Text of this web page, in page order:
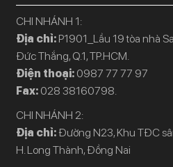
CHI NHÁNH 1:
Địa chỉ: P1901_Lầu 19 tòa nhà
Đức Thắng, Q.1, TP.HCM.
Điện thoại: 0987 77 77 97
Fax: 028 38160798.
CHI NHÁNH 2:
Địa chỉ:Đường N23, Khu TĐC
H. Long Thành, Đồng Nai